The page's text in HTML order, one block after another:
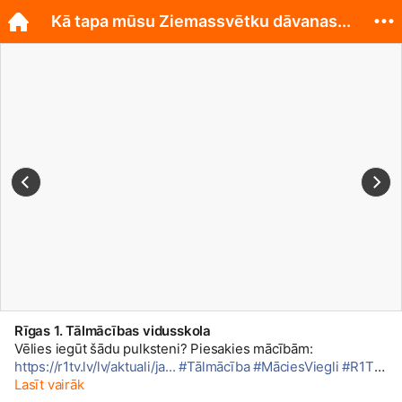
Rīgas 1. Tālmācības vidusskola
Vēlies iegūt šādu pulksteni? Piesakies mācībām:
https://r1tv.lv/lv/aktuali/ja... #Tālmācība#MāciesViegli #R1TV
2016. gada decembrī Rīgas 1. Tālmācības vidusskola svinēja
Lasīt vairāk
Kā tapa mūsu Ziemassvētku dāvanas...